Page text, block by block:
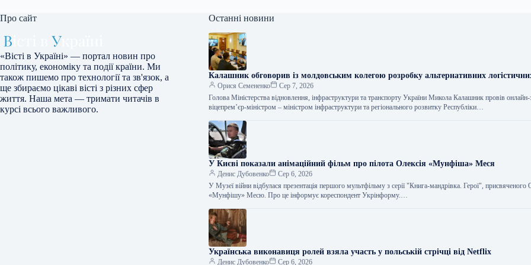
Про сайт
«Вісті в Україні» — портал новин про
політику, економіку та події країни. Ми
також пишемо про технології та зв'язок, а
ще збираємо цікаві вісті з різних сфер
життя. Наша мета — тримати читачів в
курсі всього важливого.
Останні новини
Калашник обговорив із молдовським колегою розробку альтернативних
Орися Семененко
Сер 7, 2026
Голова Міністерства відновлення, інфраструктури та транспорту України Микола Калашник провів онлайн-
віцепрем’єр-міністром – міністром інфраструктури та регіонального розвитку Республіки…
У Києві показали анімаційний фільм про пілота Олексія «Мунфіша» Меся
Денис Дубовенко
Сер 6, 2026
У Музеї війни відбулася презентація першого мультфільму з серії "Книга-мандрівка. Герої", присвяченого
«Мунфішу» Месю. Про це інформує кореспондент Укрінформу.…
Українська виконавиця ролей взяла участь у польській стрічці від Netflix
Денис Дубовенко Сер 6, 2026